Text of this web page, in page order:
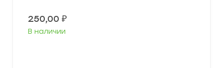
250,00 ₽
В наличии